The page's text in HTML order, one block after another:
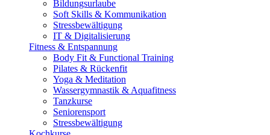
Bildungsurlaube
Soft Skills & Kommunikation
Stressbewältigung
IT & Digitalisierung
Fitness & Entspannung
Body Fit & Functional Training
Pilates & Rückenfit
Yoga & Meditation
Wassergymnastik & Aquafitness
Tanzkurse
Seniorensport
Stressbewältigung